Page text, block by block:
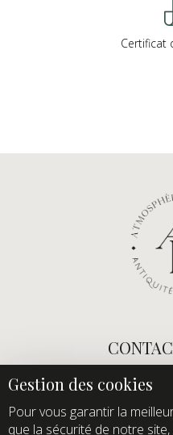
Certificat
Tel :
+33
Domaine
Pour vous garantir la
que la sécurité de notre